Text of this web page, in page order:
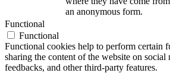
an anonymous form.
Functional
Functional
Functional cookies help to perform certain
sharing the content of the website on
feedbacks, and other third-party features.